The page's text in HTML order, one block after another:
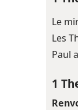
Le
Les
Paul
1